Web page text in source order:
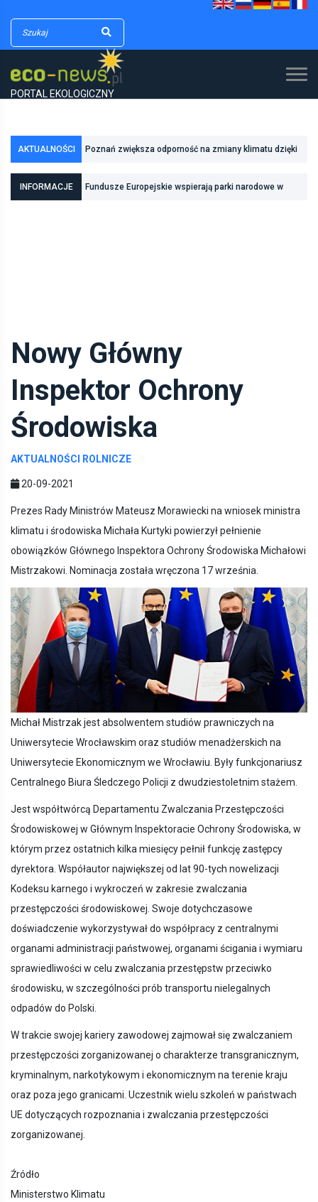
PORTAL EKOLOGICZNY
AKTUALNOŚCI Poznań zwiększa odporność na zmiany klimatu dzięki
INFORMACJE
Fundusze Europejskie wspierają parki narodowe w
Nowy Główny
Inspektor Ochrony
Środowiska
AKTUALNOŚCI ROLNICZE
20-09-2021
Prezes Rady Ministrów Mateusz Morawiecki na wniosek ministra
klimatu i środowiska Michała Kurtyki powierzył pełnienie
obowiązków Głównego Inspektora Ochrony Środowiska Michałowi
Mistrzakowi. Nominacja została wręczona 17 września.
Michał Mistrzak jest absolwentem studiów prawniczych na
Uniwersytecie Wrocławskim oraz studiów menadżerskich na
Uniwersytecie Ekonomicznym we Wrocławiu. Były funkcjonariusz
Centralnego Biura Śledczego Policji z dwudziestoletnim stażem.
Jest współtwórcą Departamentu Zwalczania Przestępczości
Środowiskowej w Głównym Inspektoracie Ochrony Środowiska, w
którym przez ostatnich kilka miesięcy pełnił funkcję zastępcy
dyrektora. Współautor największej od lat 90-tych nowelizacji
Kodeksu karnego i wykroczeń w zakresie zwalczania
przestępczości środowiskowej. Swoje dotychczasowe
doświadczenie wykorzystywał do współpracy z centralnymi
organami administracji państwowej, organami ścigania i wymiaru
sprawiedliwości w celu zwalczania przestępstw przeciwko
środowisku, w szczególności prób transportu nielegalnych
odpadów do Polski.
W trakcie swojej kariery zawodowej zajmował się zwalczaniem
przestępczości zorganizowanej o charakterze transgranicznym,
kryminalnym, narkotykowym i ekonomicznym na terenie kraju
oraz poza jego granicami. Uczestnik wielu szkoleń w państwach
UE dotyczących rozpoznania i zwalczania przestępczości
zorganizowanej.
Źródło
Ministerstwo Klimatu